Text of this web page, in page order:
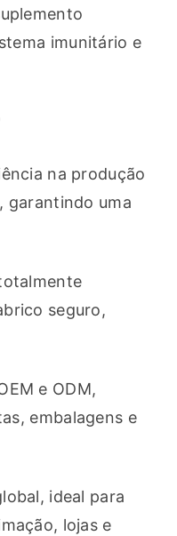
imunitário e
na produção
garantindo uma
seguro,
e ODM,
embalagens e
ideal para
lojas e